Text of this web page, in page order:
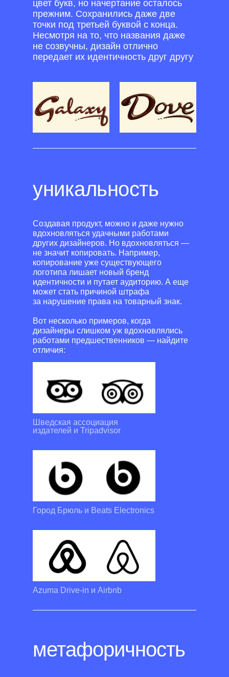
цвет букв, но начертание осталось
прежним. Сохранились даже две
точки под третьей буквой с конца.
Несмотря на то, что названия даже
не созвучны, дизайн отлично
передает их идентичность друг другу
уникальность
Создавая продукт, можно и даже нужно
вдохновляться удачными работами
других дизайнеров. Но вдохновляться —
не значит копировать. Например,
копирование уже существующего
логотипа лишает новый бренд
идентичности и путает аудиторию. А еще
может стать причиной штрафа
за нарушение права на товарный знак.
Вот несколько примеров, когда
дизайнеры слишком уж вдохновлялись
работами предшественников — найдите
отличия:
Шведская ассоциация
издателей и Tripadvisor
Город Брюль и Beats Electronics
Azuma Drive-in и Airbnb
метафоричность